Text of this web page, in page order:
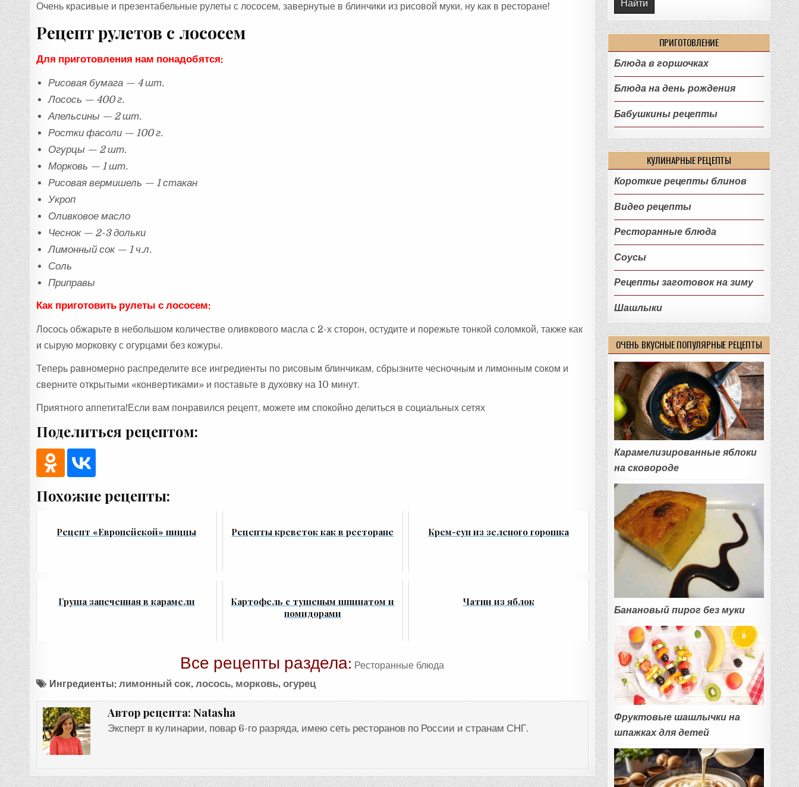
Очень красивые и презентабельные рулеты с лососем, завернутые в блинчики из рисовой муки, ну как в ресторане!
Рецепт рулетов с лососем
Для приготовления нам понадобятся:
Рисовая бумага — 4 шт.
Лосось — 400 г.
Апельсины — 2 шт.
Ростки фасоли — 100 г.
Огурцы — 2 шт.
Морковь — 1 шт.
Рисовая вермишель — 1 стакан
Укроп
Оливковое масло
Чеснок — 2-3 дольки
Лимонный сок — 1 ч.л.
Соль
Приправы
Как приготовить рулеты с лососем:
Лосось обжарьте в небольшом количестве оливкового масла с 2-х сторон, остудите и порежьте тонкой соломкой, также как
и сырую морковку с огурцами без кожуры.
Теперь равномерно распределите все ингредиенты по рисовым блинчикам, сбрызните чесночным и лимонным соком и
сверните открытыми «конвертиками» и поставьте в духовку на 10 минут.
Приятного аппетита!Если вам понравился рецепт, можете им спокойно делиться в социальных сетях
Поделиться рецептом:
Похожие рецепты:
Рецепт «Европейской» пиццы Рецепты креветок как в ресторане Крем-суп из зеленого горошка
Груша запеченная в карамели
Картофель с тушеным шпинатом и
помидорами
Чатни из яблок
Все рецепты раздела: Ресторанные блюда
Ингредиенты:лимонный сок,лосось, морковь,огурец
Автор рецепта: Natasha
Эксперт в кулинарии, повар 6-го разряда, имею сеть ресторанов по России и странам СНГ.
ПРИГОТОВЛЕНИЕ
Блюда в горшочках
Блюда на день рождения
Бабушкины рецепты
КУЛИНАРНЫЕ РЕЦЕПТЫ
Короткие рецепты блинов
Видео рецепты
Ресторанные блюда
Соусы
Рецепты заготовок на зиму
Шашлыки
ОЧЕНЬ ВКУСНЫЕ ПОПУЛЯРНЫЕ РЕЦЕПТЫ
Карамелизированные яблоки
на сковороде
Банановый пирог без муки
Фруктовые шашлычки на
шпажках для детей